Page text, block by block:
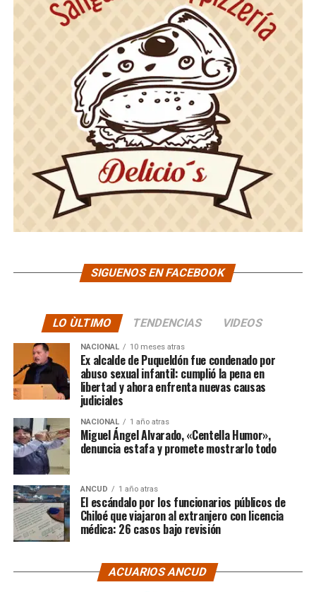
SIGUENOS EN FACEBOOK
LO ÙLTIMO TENDENCIAS VIDEOS
NACIONAL 10 meses atras
Ex alcalde de Puqueldón fue condenado por
abuso sexual infantil: cumplió la pena en
libertad y ahora enfrenta nuevas causas
judiciales
NACIONAL 1 año atras
Miguel Ángel Alvarado, «Centella Humor»,
denuncia estafa y promete mostrarlo todo
ANCUD 1 año atras
El escándalo por los funcionarios públicos de
Chiloé que viajaron al extranjero con licencia
médica: 26 casos bajo revisión
ACUARIOS ANCUD